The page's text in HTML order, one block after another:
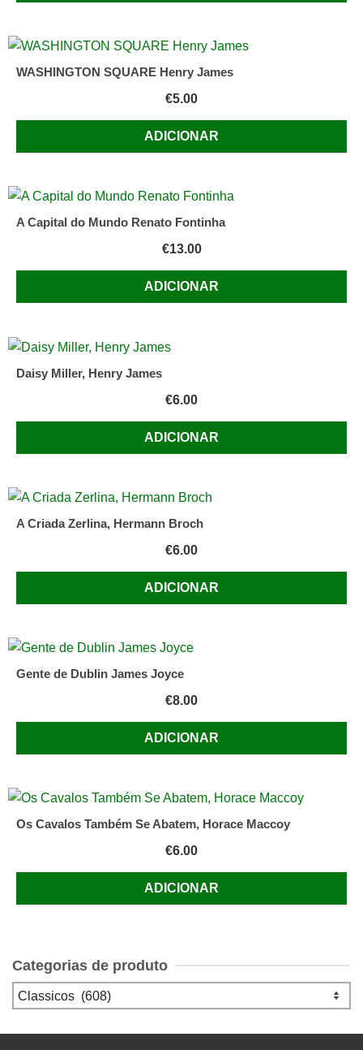
WASHINGTON SQUARE Henry James
€5.00
ADICIONAR
A Capital do Mundo Renato Fontinha
€13.00
ADICIONAR
Daisy Miller, Henry James
€6.00
ADICIONAR
A Criada Zerlina, Hermann Broch
€6.00
ADICIONAR
Gente de Dublin James Joyce
€8.00
ADICIONAR
Os Cavalos Também Se Abatem, Horace Maccoy
€6.00
ADICIONAR
Categorias de produto